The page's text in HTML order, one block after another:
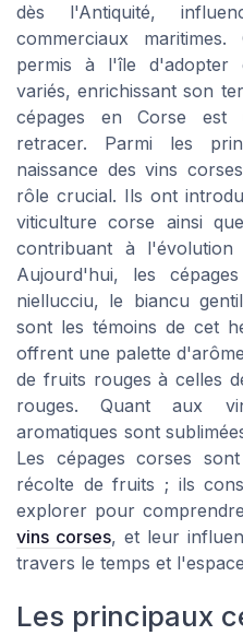
dès l'Antiquité,
commerciaux
permis à l'île d'adopter
variés, enrichissant son
cépages en Corse est
retracer. Parmi les
naissance des vins
rôle crucial. Ils ont
viticulture corse ainsi
contribuant à
Aujourd'hui, les
niellucciu, le biancu
sont les témoins de cet
offrent une palette
de fruits rouges à celles
rouges. Quant aux
aromatiques sont
Les cépages corses
récolte de fruits ; ils
explorer pour
vins corses, et leur
travers le temps et
Les principaux